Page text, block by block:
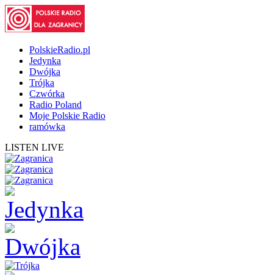
PolskieRadio.pl
Jedynka
Dwójka
Trójka
Czwórka
Radio Poland
Moje Polskie Radio
ramówka
LISTEN LIVE